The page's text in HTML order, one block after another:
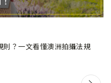
則？一文看懂澳洲拍攝法規